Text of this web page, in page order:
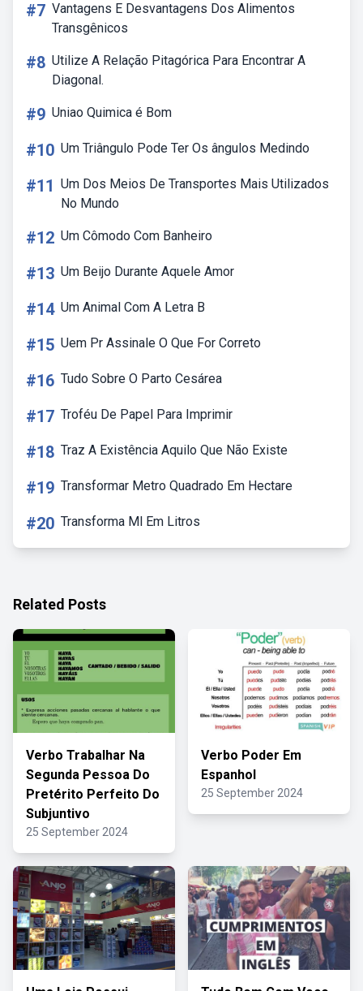
#7 Vantagens E Desvantagens Dos Alimentos
Transgênicos
#8 Utilize A Relação Pitagórica Para Encontrar A
Diagonal.
#9 Uniao Quimica é Bom
#10 Um Triângulo Pode Ter Os ângulos Medindo
#11 Um Dos Meios De Transportes Mais Utilizados
No Mundo
#12 Um Cômodo Com Banheiro
#13 Um Beijo Durante Aquele Amor
#14 Um Animal Com A Letra B
#15 Uem Pr Assinale O Que For Correto
#16 Tudo Sobre O Parto Cesárea
#17 Troféu De Papel Para Imprimir
#18 Traz A Existência Aquilo Que Não Existe
#19 Transformar Metro Quadrado Em Hectare
#20 Transforma Ml Em Litros
Related Posts
Verbo Trabalhar Na
Segunda Pessoa Do
Pretérito Perfeito Do
Subjuntivo
25 September 2024
Verbo Poder Em
Espanhol
25 September 2024